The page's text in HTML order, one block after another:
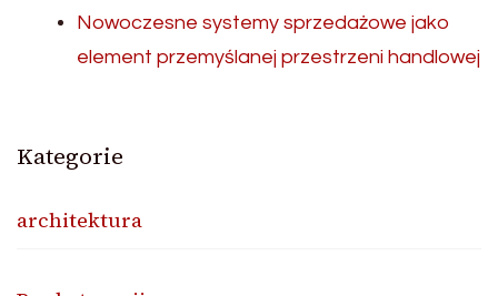
Nowoczesne systemy sprzedażowe jako
element przemyślanej przestrzeni handlowej
Kategorie
architektura